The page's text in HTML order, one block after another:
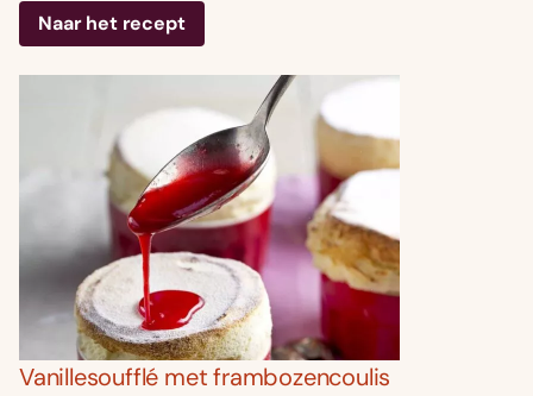
Naar het recept
Vanillesoufflé met frambozencoulis